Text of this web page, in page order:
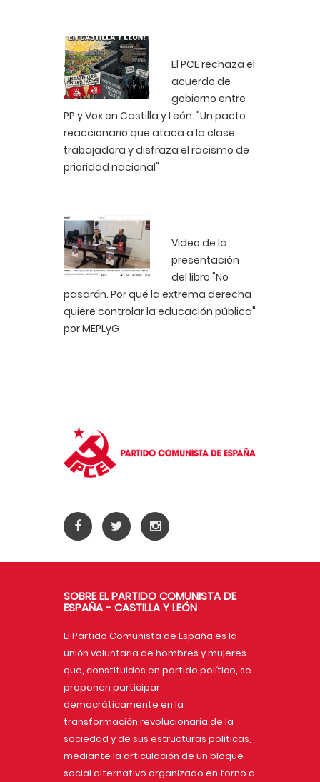
El PCE rechaza el
acuerdo de
gobierno entre
PP y Vox en Castilla y León: "Un pacto
reaccionario que ataca a la clase
trabajadora y disfraza el racismo de
prioridad nacional"
Video de la
presentación
del libro "No
pasarán. Por qué la extrema derecha
quiere controlar la educación pública"
por MEPLyG
SOBRE EL PARTIDO COMUNISTA DE
ESPAÑA - CASTILLA Y LEÓN
El Partido Comunista de España es la
unión voluntaria de hombres y mujeres
que, constituidos en partido político, se
proponen participar
democráticamente en la
transformación revolucionaria de la
sociedad y de sus estructuras políticas,
mediante la articulación de un bloque
social alternativo organizado en torno a